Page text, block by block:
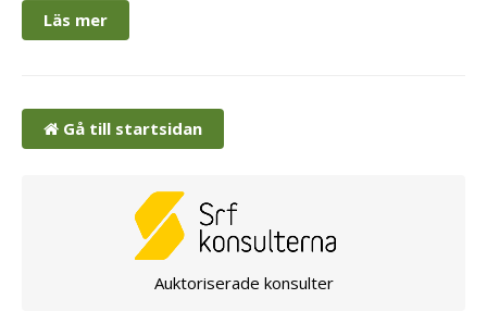
Läs mer
Gå till startsidan
Auktoriserade konsulter